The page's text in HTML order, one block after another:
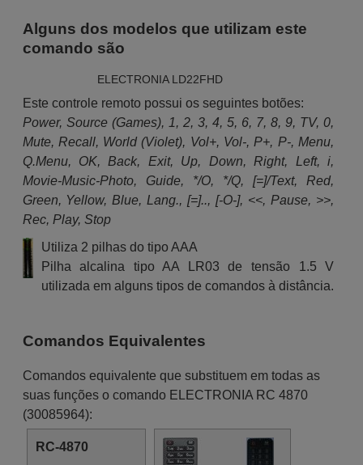
Alguns dos modelos que utilizam este
comando são
ELECTRONIA LD22FHD
Este controle remoto possui os seguintes botões:
Power, Source (Games), 1, 2, 3, 4, 5, 6, 7, 8, 9, TV, 0,
Mute, Recall, World (Violet), Vol+, Vol-, P+, P-, Menu,
Q.Menu, OK, Back, Exit, Up, Down, Right, Left, i,
Movie-Music-Photo, Guide, */O, */Q, [=]/Text, Red,
Green, Yellow, Blue, Lang., [=].., [-O-], <<, Pause, >>,
Rec, Play, Stop
Utiliza 2 pilhas do tipo AAA
Pilha alcalina tipo AA LR03 de tensão 1.5 V
utilizada em alguns tipos de comandos à distância.
Comandos Equivalentes
Comandos equivalente que substituem em todas as
suas funções o comando ELECTRONIA RC 4870
(30085964):
RC-4870